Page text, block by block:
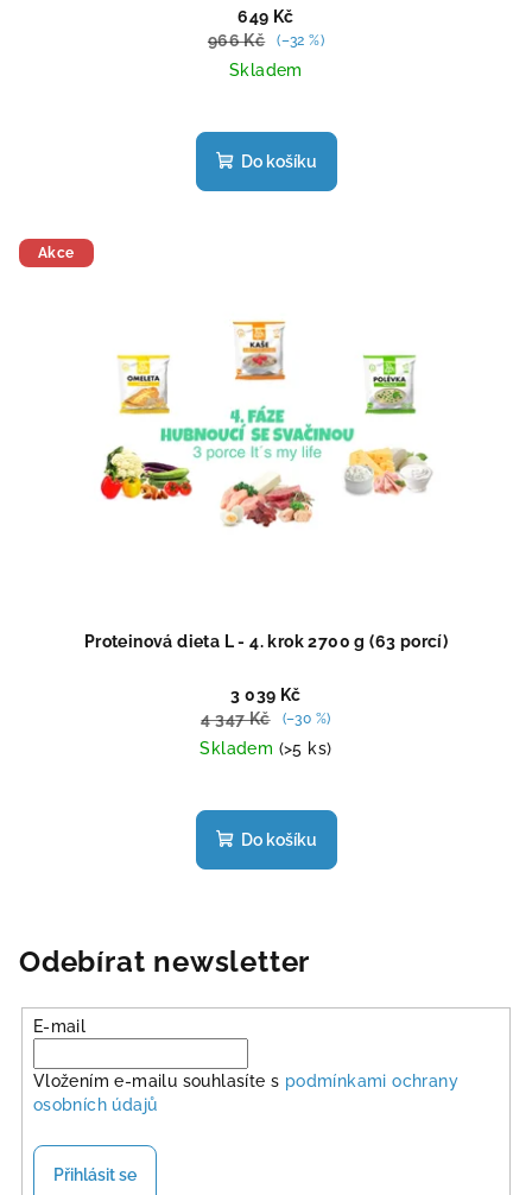
649 Kč
966 Kč
(–32 %)
Skladem
hodnocení
produktu
Do košíku
Akce
Proteinová dieta L - 4. krok 2700 g (63 porcí)
3 039 Kč
4 347 Kč
(–30 %)
Skladem (>5 ks)
Do košíku
Odebírat newsletter
E-mail
Vložením e-mailu souhlasíte s podmínkami ochrany
osobních údajů
Přihlásit se